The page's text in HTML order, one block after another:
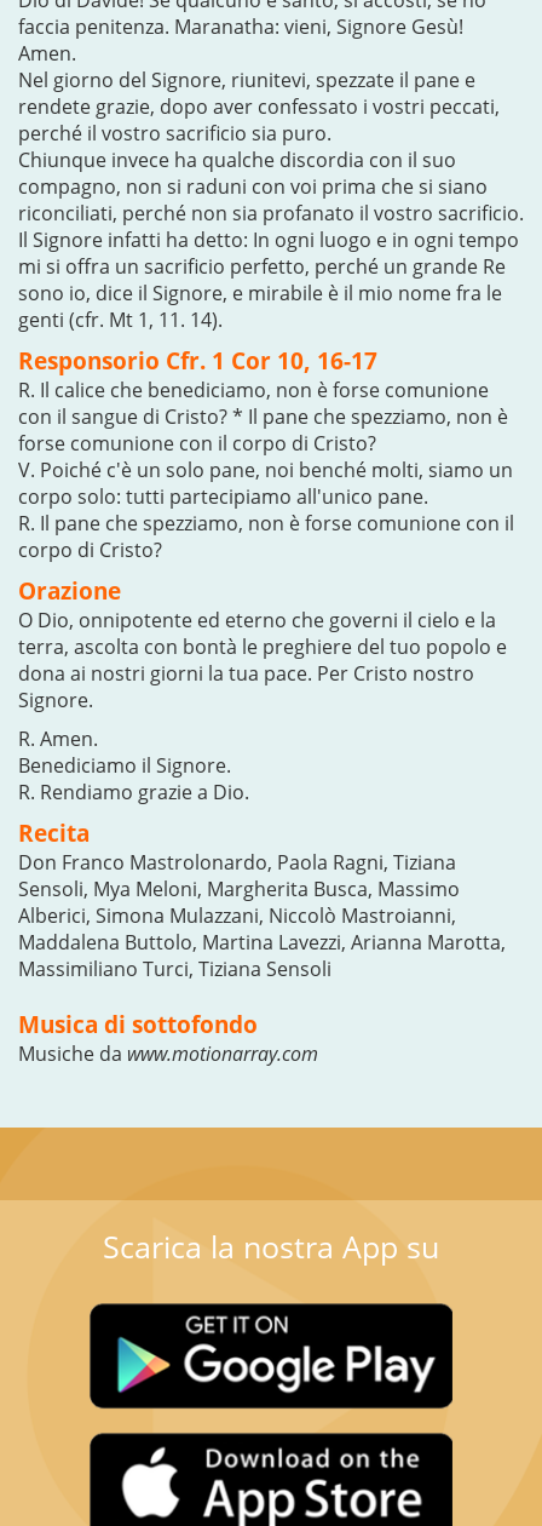
faccia penitenza. Maranatha: vieni, Signore Gesù!
Amen.
Nel giorno del Signore, riunitevi, spezzate il pane e
rendete grazie, dopo aver confessato i vostri peccati,
perché il vostro sacrificio sia puro.
Chiunque invece ha qualche discordia con il suo
compagno, non si raduni con voi prima che si siano
riconciliati, perché non sia profanato il vostro sacrificio.
Il Signore infatti ha detto: In ogni luogo e in ogni tempo
mi si offra un sacrificio perfetto, perché un grande Re
sono io, dice il Signore, e mirabile è il mio nome fra le
genti (cfr. Mt 1, 11. 14).
Responsorio Cfr. 1 Cor 10, 16-17
R. Il calice che benediciamo, non è forse comunione
con il sangue di Cristo? * Il pane che spezziamo, non è
forse comunione con il corpo di Cristo?
V. Poiché c'è un solo pane, noi benché molti, siamo un
corpo solo: tutti partecipiamo all'unico pane.
R. Il pane che spezziamo, non è forse comunione con il
corpo di Cristo?
Orazione
O Dio, onnipotente ed eterno che governi il cielo e la
terra, ascolta con bontà le preghiere del tuo popolo e
dona ai nostri giorni la tua pace. Per Cristo nostro
Signore.
R. Amen.
Benediciamo il Signore.
R. Rendiamo grazie a Dio.
Recita
Don Franco Mastrolonardo, Paola Ragni, Tiziana
Sensoli, Mya Meloni, Margherita Busca, Massimo
Alberici, Simona Mulazzani, Niccolò Mastroianni,
Maddalena Buttolo, Martina Lavezzi, Arianna Marotta,
Massimiliano Turci, Tiziana Sensoli
Musica di sottofondo
Musiche da www.motionarray.com
Scarica la nostra App su